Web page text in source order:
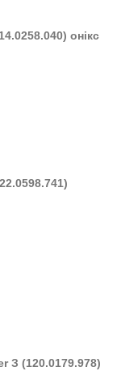
онікс
З (120.0179.978)